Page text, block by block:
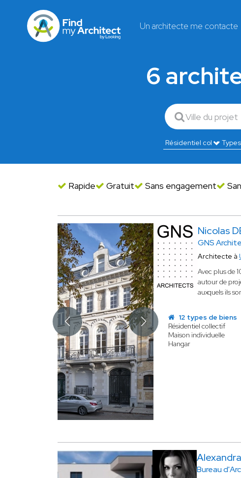
Un architecte me contacte
6
Rapide Gratuit Sans engagement
Nicolas
GNS
Architecte à
Avec plus de
autour de
auxquels ils
12 types de biens
Résidentiel collectif
Maison individuelle
Hangar
Bureau